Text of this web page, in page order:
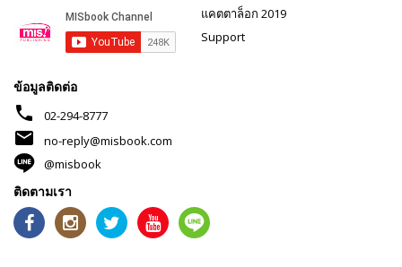
แคตตาล็อก 2019
Support
ข้อมูลติดต่อ
phone 02-294-8777
mail
no-reply@misbook.com
@misbook
ติดตามเรา